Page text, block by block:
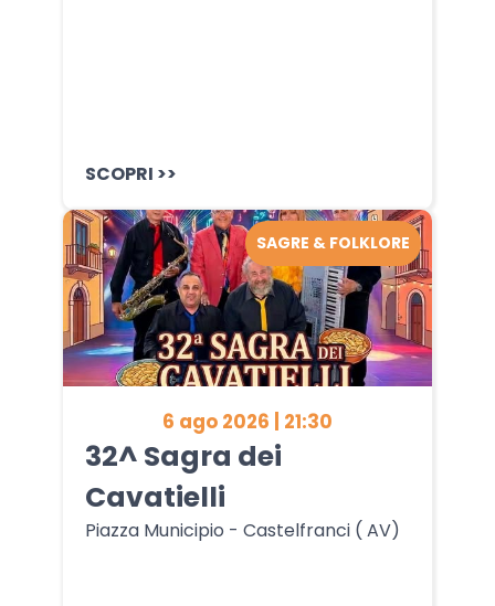
SCOPRI >>
6 ago 2026 | 21:30
32^ Sagra dei
Cavatielli
Piazza Municipio - Castelfranci ( AV)
SAGRE & FOLKLORE